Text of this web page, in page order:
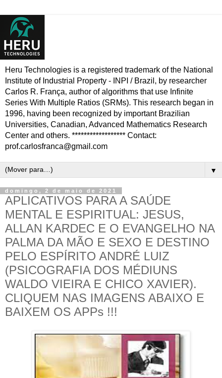
Heru Technologies is a registered trademark of the National
Institute of Industrial Property - INPI / Brazil, by researcher
Carlos R. França, author of algorithms that use Infinite
Series With Multiple Ratios (SRMs). This research began in
1996, having been recognized by important Brazilian
Universities, Canadian, Advanced Mathematics Research
Center and others. ****************** Contact:
prof.carlosfranca@gmail.com
▼
domingo, 2 de maio de 2021
APLICATIVOS PARA A SAÚDE
MENTAL E ESPIRITUAL: JESUS,
ALLAN KARDEC E O EVANGELHO NA
PALMA DA MÃO E SEXO E DESTINO
PELO ESPÍRITO ANDRÉ LUIZ
(PSICOGRAFIA DOS MÉDIUNS
WALDO VIEIRA E CHICO XAVIER).
CLIQUEM NAS IMAGENS ABAIXO E
BAIXEM OS APPs !!!